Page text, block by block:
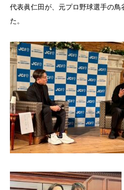
代表眞仁田が、元プロ野球選手の鳥
た。